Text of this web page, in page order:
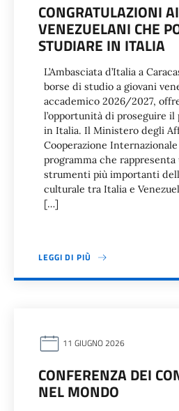
CONGRATULAZIONI
VENEZUELANI CHE
STUDIARE IN ITALIA
L’Ambasciata d’Italia a
borse di studio a giovani
accademico 2026/2027,
l’opportunità di proseguire
in Italia. Il Ministero degli
Cooperazione
programma che
strumenti più importanti
culturale tra Italia e
[…]
LEGGI DI PIÙ
11 GIUGNO 2026
CONFERENZA DEI
NEL MONDO